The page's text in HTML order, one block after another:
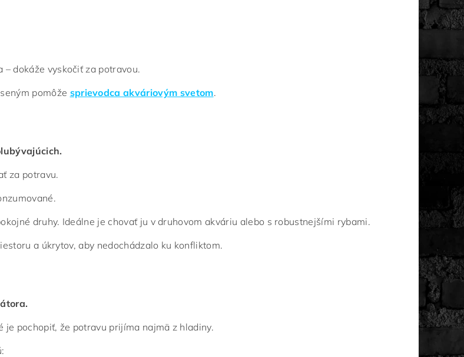
– dokáže vyskočiť za potravou.
pomôže sprievodca akváriovým svetom.
za potravu.
druhy. Ideálne je chovať ju v druhovom akváriu alebo s robustnejšími rybami.
a úkrytov, aby nedochádzalo ku konfliktom.
pochopiť, že potravu prijíma najmä z hladiny.